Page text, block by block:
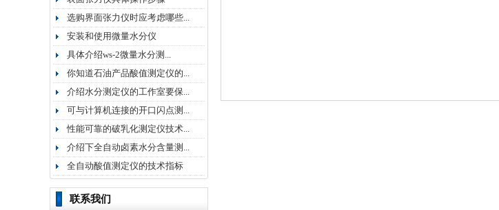
选购界面张力仪时应考虑哪些...
安装和使用微量水分仪
具体介绍ws-2微量水分测...
你知道石油产品酸值测定仪的...
介绍水分测定仪的工作室要保...
可与计算机连接的开口闪点测...
性能可靠的破乳化测定仪技术...
介绍下全自动卤素水分含量测...
全自动酸值测定仪的技术指标
联系我们